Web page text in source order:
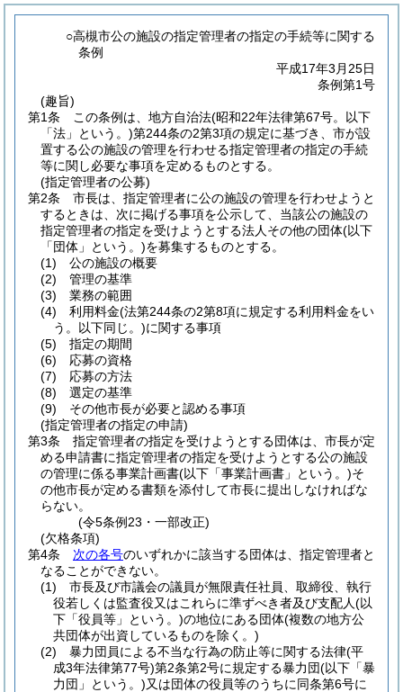
○高槻市公の施設の指定管理者の指定の手続等に関する
条例
平成17年3月25日
条例第1号
(趣旨)
第1条
この条例は、地方自治法(昭和22年法律第67号。以下
「法」という。)第244条の2第3項の規定に基づき、市が設
置する公の施設の管理を行わせる指定管理者の指定の手続
等に関し必要な事項を定めるものとする。
(指定管理者の公募)
第2条
市長は、指定管理者に公の施設の管理を行わせようと
するときは、次に掲げる事項を公示して、当該公の施設の
指定管理者の指定を受けようとする法人その他の団体(以下
「団体」という。)を募集するものとする。
(1)
公の施設の概要
(2)
管理の基準
(3)
業務の範囲
(4)
利用料金(法第244条の2第8項に規定する利用料金をい
う。以下同じ。)に関する事項
(5)
指定の期間
(6)
応募の資格
(7)
応募の方法
(8)
選定の基準
(9)
その他市長が必要と認める事項
(指定管理者の指定の申請)
第3条
指定管理者の指定を受けようとする団体は、市長が定
める申請書に指定管理者の指定を受けようとする公の施設
の管理に係る事業計画書(以下「事業計画書」という。)そ
の他市長が定める書類を添付して市長に提出しなければな
らない。
(令5条例23・一部改正)
(欠格条項)
第4条
次の各号のいずれかに該当する団体は、指定管理者と
なることができない。
(1)
市長及び市議会の議員が無限責任社員、取締役、執行
役若しくは監査役又はこれらに準ずべき者及び支配人(以
下「役員等」という。)の地位にある団体(複数の地方公
共団体が出資しているものを除く。)
(2)
暴力団員による不当な行為の防止等に関する法律(平
成3年法律第77号)第2条第2号に規定する暴力団(以下「暴
力団」という。)又は団体の役員等のうちに同条第6号に